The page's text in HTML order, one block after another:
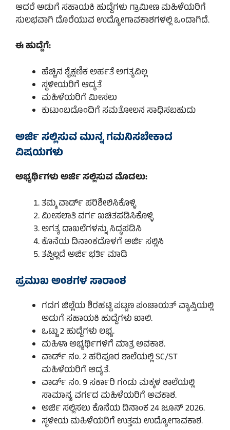
ಆದರೆ ಅಡುಗೆ ಸಹಾಯಕಿ ಹುದ್ದೆಗಳು ಗ್ರಾಮೀಣ ಮಹಿಳೆಯರಿಗೆ
ಸುಲಭವಾಗಿ ದೊರೆಯುವ ಉದ್ಯೋಗಾವಕಾಶಗಳಲ್ಲಿ ಒಂದಾಗಿದೆ.
ಈ ಹುದ್ದೆಗೆ:
ಹೆಚ್ಚಿನ ಶೈಕ್ಷಣಿಕ ಅರ್ಹತೆ ಅಗತ್ಯವಿಲ್ಲ
ಸ್ಥಳೀಯರಿಗೆ ಆದ್ಯತೆ
ಮಹಿಳೆಯರಿಗೆ ಮೀಸಲು
ಕುಟುಂಬದೊಂದಿಗೆ ಸಮತೋಲನ ಸಾಧಿಸಬಹುದು
ಅರ್ಜಿ ಸಲ್ಲಿಸುವ ಮುನ್ನ ಗಮನಿಸಬೇಕಾದ
ವಿಷಯಗಳು
ಅಭ್ಯರ್ಥಿಗಳು ಅರ್ಜಿ ಸಲ್ಲಿಸುವ ಮೊದಲು:
ತಮ್ಮ ವಾರ್ಡ್ ಪರಿಶೀಲಿಸಿಕೊಳ್ಳಿ
ಮೀಸಲಾತಿ ವರ್ಗ ಖಚಿತಪಡಿಸಿಕೊಳ್ಳಿ
ಅಗತ್ಯ ದಾಖಲೆಗಳನ್ನು ಸಿದ್ಧಪಡಿಸಿ
ಕೊನೆಯ ದಿನಾಂಕದೊಳಗೆ ಅರ್ಜಿ ಸಲ್ಲಿಸಿ
ತಪ್ಪಿಲ್ಲದೆ ಅರ್ಜಿ ಭರ್ತಿ ಮಾಡಿ
ಪ್ರಮುಖ ಅಂಶಗಳ ಸಾರಾಂಶ
ಗದಗ ಜಿಲ್ಲೆಯ ಶಿರಹಟ್ಟಿ ಪಟ್ಟಣ ಪಂಚಾಯತ್ ವ್ಯಾಪ್ತಿಯಲ್ಲಿ
ಅಡುಗೆ ಸಹಾಯಕಿ ಹುದ್ದೆಗಳು ಖಾಲಿ.
ಒಟ್ಟು 2 ಹುದ್ದೆಗಳು ಲಭ್ಯ.
ಮಹಿಳಾ ಅಭ್ಯರ್ಥಿಗಳಿಗೆ ಮಾತ್ರ ಅವಕಾಶ.
ವಾರ್ಡ್ ನಂ. 2 ಹರಿಪೂರ ಶಾಲೆಯಲ್ಲಿ SC/ST
ಮಹಿಳೆಯರಿಗೆ ಆದ್ಯತೆ.
ವಾರ್ಡ್ ನಂ. 9 ಸರ್ಕಾರಿ ಗಂಡು ಮಕ್ಕಳ ಶಾಲೆಯಲ್ಲಿ
ಸಾಮಾನ್ಯ ವರ್ಗದ ಮಹಿಳೆಯರಿಗೆ ಅವಕಾಶ.
ಅರ್ಜಿ ಸಲ್ಲಿಸಲು ಕೊನೆಯ ದಿನಾಂಕ 24 ಜೂನ್ 2026.
ಸ್ಥಳೀಯ ಮಹಿಳೆಯರಿಗೆ ಉತ್ತಮ ಉದ್ಯೋಗಾವಕಾಶ.